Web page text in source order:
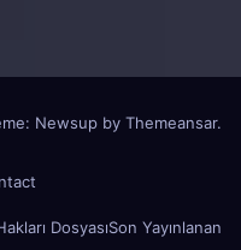
Newsup by Themeansar.
DosyasıSon Yayınlanan